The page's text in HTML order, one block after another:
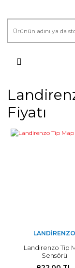
Fiyatı
LANDIRENZO
Landirenzo Tip
Sensörü